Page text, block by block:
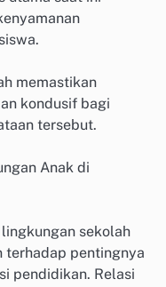
memastikan
kondusif bagi
tersebut.
Anak di
sekolah
terhadap pentingnya
pendidikan. Relasi